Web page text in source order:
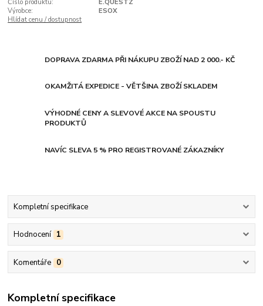
Číslo produktu:
E.QUESTZ
Výrobce:
ESOX
Hlídat cenu / dostupnost
DOPRAVA ZDARMA PŘI NÁKUPU ZBOŽÍ NAD 2 000.- KČ
OKAMŽITÁ EXPEDICE - VĚTŠINA ZBOŽÍ SKLADEM
VÝHODNÉ CENY A SLEVOVÉ AKCE NA SPOUSTU
PRODUKTŮ
NAVÍC SLEVA 5 % PRO REGISTROVANÉ ZÁKAZNÍKY
Kompletní specifikace
Hodnocení 1
Komentáře 0
Kompletní specifikace